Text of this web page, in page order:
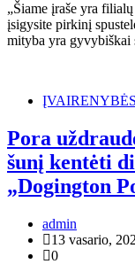
„Šiame įraše yra
įsigysite pirkinį
mityba yra
ĮVAIRENYBĖS
Pora
šunį kentėti
„Dogington
admin
13 vasario,
0